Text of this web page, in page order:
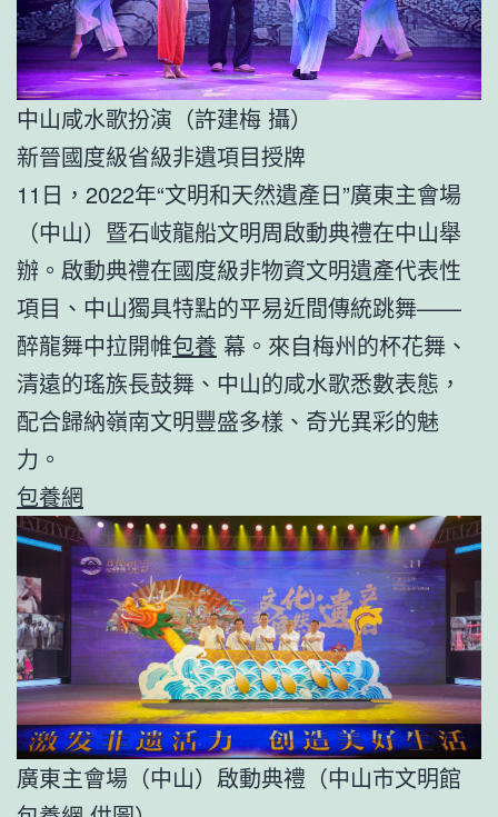
中山咸水歌扮演（許建梅 攝）
新晉國度級省級非遺項目授牌
11日，2022年“文明和天然遺產日”廣東主會場
（中山）暨石岐龍船文明周啟動典禮在中山舉
辦。啟動典禮在國度級非物資文明遺產代表性
項目、中山獨具特點的平易近間傳統跳舞——
醉龍舞中拉開帷包養 幕。來自梅州的杯花舞、
清遠的瑤族長鼓舞、中山的咸水歌悉數表態，
配合歸納嶺南文明豐盛多樣、奇光異彩的魅
力。
包養網
廣東主會場（中山）啟動典禮（中山市文明館